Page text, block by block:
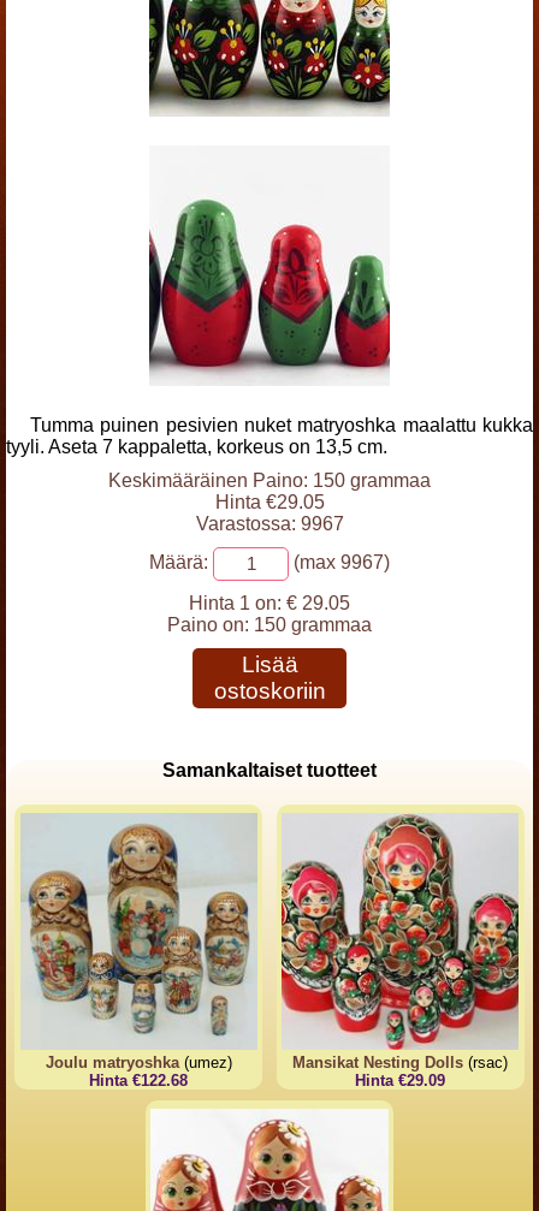
Tumma puinen pesivien nuket matryoshka maalattu kukka
tyyli. Aseta 7 kappaletta, korkeus on 13,5 cm.
Keskimääräinen Paino: 150 grammaa
Hinta €29.05
Varastossa: 9967
Määrä:
(max 9967)
Hinta 1 on: € 29.05
Paino on: 150 grammaa
Lisää
ostoskoriin
Samankaltaiset tuotteet
Joulu matryoshka(umez)
Hinta €122.68
Mansikat Nesting Dolls (rsac)
Hinta €29.09